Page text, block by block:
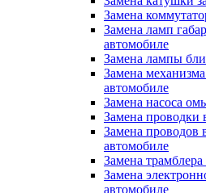
Замена
Замена ламп
автомобиле
Замена лампы
Замена
автомобиле
Замена насоса
Замена проводки
Замена проводов
автомобиле
Замена
Замена
автомобиле